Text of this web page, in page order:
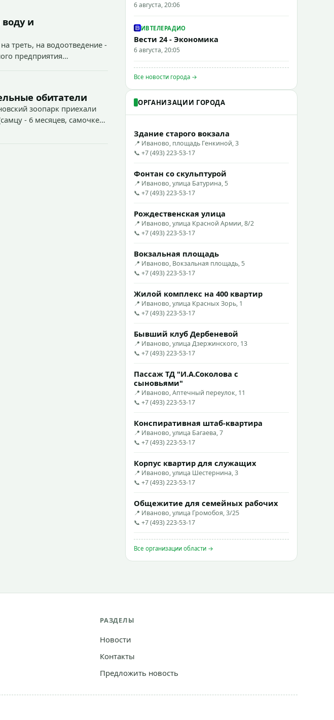
и
треть, на водоотведение -
предприятия
обитатели
зоопарк приехали
- 6 месяцев, самочке
6 августа, 20:06
ИВТЕЛЕРАДИО
Вести 24 - Экономика
6 августа, 20:05
Все новости города →
ОРГАНИЗАЦИИ ГОРОДА
Здание старого вокзала
📍 Иваново, площадь Генкиной, 3
📞 +7 (493) 223-53-17
Фонтан со скульптурой
📍 Иваново, улица Батурина, 5
📞 +7 (493) 223-53-17
Рождественская улица
📍 Иваново, улица Красной Армии, 8/2
📞 +7 (493) 223-53-17
Вокзальная площадь
📍 Иваново, Вокзальная площадь, 5
📞 +7 (493) 223-53-17
Жилой комплекс на 400 квартир
📍 Иваново, улица Красных Зорь, 1
📞 +7 (493) 223-53-17
Бывший клуб Дербеневой
📍 Иваново, улица Дзержинского, 13
📞 +7 (493) 223-53-17
Пассаж ТД "И.А.Соколова с
сыновьями"
📍 Иваново, Аптечный переулок, 11
📞 +7 (493) 223-53-17
Конспиративная штаб-квартира
📍 Иваново, улица Багаева, 7
📞 +7 (493) 223-53-17
Корпус квартир для служащих
📍 Иваново, улица Шестернина, 3
📞 +7 (493) 223-53-17
Общежитие для семейных рабочих
📍 Иваново, улица Громобоя, 3/25
📞 +7 (493) 223-53-17
Все организации области →
РАЗДЕЛЫ
Новости
Контакты
Предложить новость